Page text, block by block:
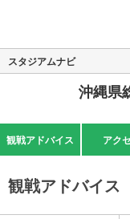
スタジアムナビ
沖縄県
観戦アドバイス アク
観戦アドバイス